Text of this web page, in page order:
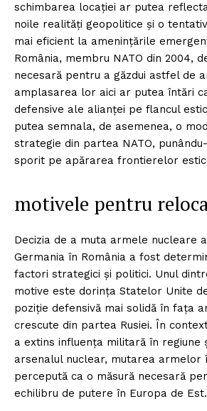
schimbarea locației ar putea
noile realități geopolitice și o
mai eficient la amenințările
România, membru NATO din 2004,
necesară pentru a găzdui astfel de
amplasarea lor aici ar putea întări
defensive ale alianței pe flancul
putea semnala, de asemenea, o
strategie din partea NATO,
sporit pe apărarea frontierelor
motivele pentru
Decizia de a muta armele nucleare
Germania în România a fost
factori strategici și politici. Unul
motive este dorința Statelor Unite
poziție defensivă mai solidă în fața
crescute din partea Rusiei. În
a extins influența militară în regiune
arsenalul nuclear, mutarea armelor
percepută ca o măsură necesară
echilibru de putere în Europa de Est.